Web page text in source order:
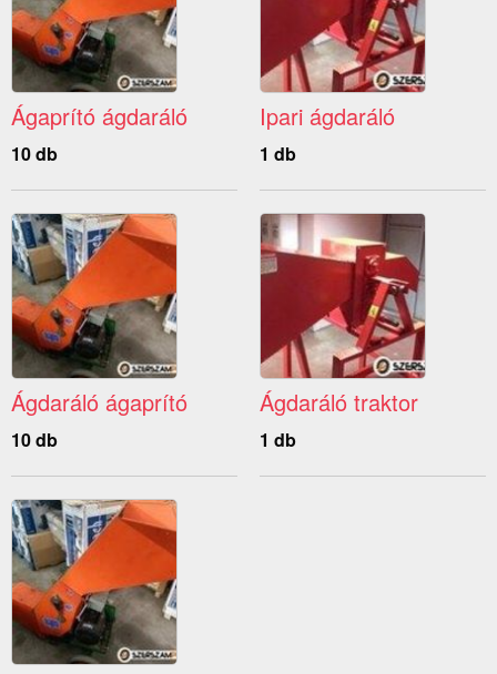
Ágaprító ágdaráló
10 db
Ipari ágdaráló
1 db
Ágdaráló ágaprító
10 db
Ágdaráló traktor
1 db